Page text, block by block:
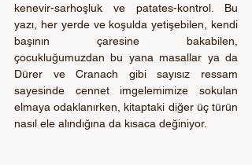
kenevir-sarhoşluk ve patates-kontrol. Bu
yazı, her yerde ve koşulda yetişebilen, kendi
başının çaresine bakabilen,
çocukluğumuzdan bu yana masallar ya da
Dürer ve Cranach gibi sayısız ressam
sayesinde cennet imgelemimize sokulan
elmaya odaklanırken, kitaptaki diğer üç türün
nasıl ele alındığına da kısaca değiniyor.